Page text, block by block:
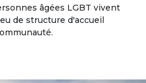
âgées LGBT vivent
de structure d'accueil